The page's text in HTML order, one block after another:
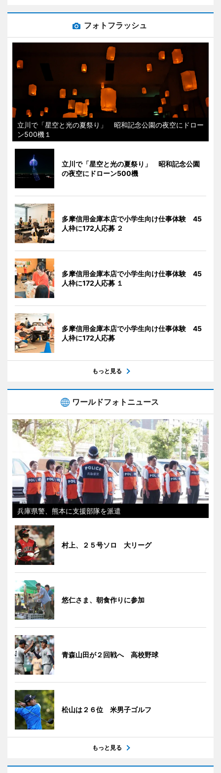
フォトフラッシュ
立川で「星空と光の夏祭り」 昭和記念公園の夜空にドロー
ン500機１
立川で「星空と光の夏祭り」 昭和記念公園
の夜空にドローン500機
多摩信用金庫本店で小学生向け仕事体験 45
人枠に172人応募 ２
多摩信用金庫本店で小学生向け仕事体験 45
人枠に172人応募 １
多摩信用金庫本店で小学生向け仕事体験 45
人枠に172人応募
もっと見る
ワールドフォトニュース
兵庫県警、熊本に支援部隊を派遣
村上、２５号ソロ 大リーグ
悠仁さま、朝食作りに参加
青森山田が２回戦へ 高校野球
松山は２６位 米男子ゴルフ
もっと見る